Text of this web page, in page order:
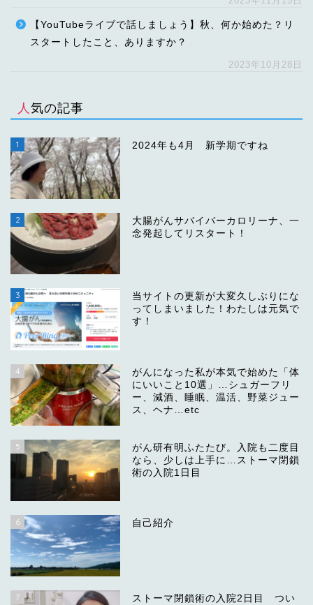
【YouTubeライブで話しましょう】秋、何か始めた？リ
スタートしたこと、ありますか？
2023年10月28日
人気の記事
1 2024年も4月 新学期ですね
2
大腸がんサバイバーカロリーナ、一
念発起してリスタート！
3
当サイトの更新が大変久しぶりにな
ってしまいました！わたしは元気で
す！
4
がんになった私が本気で始めた「体
にいいこと10選」…シュガーフリ
ー、減酒、睡眠、温活、野菜ジュー
ス、ヘナ…etc
5
がん研有明ふたたび。入院も二度目
なら、少しは上手に…ストーマ閉鎖
術の入院1日目
6 自己紹介
7
ストーマ閉鎖術の入院2日目 つい